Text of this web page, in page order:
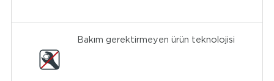
Bakım gerektirmeyen ürün teknolojisi